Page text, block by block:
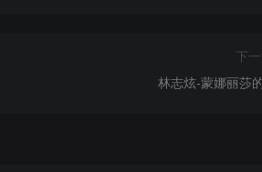
下
林志炫-蒙娜丽莎